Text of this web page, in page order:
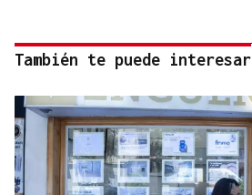
También te puede interesar